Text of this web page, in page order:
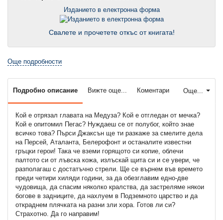
Изданието в електронна форма
Свалете и прочетете откъс от книгата!
Още подробности
Още...
Подробно описание Вижте още... Коментари
Кой е отрязал главата на Медуза? Кой е отгледан от мечка?
Кой е опитомил Пегас? Нуждаеш се от полубог, който знае
всичко това? Пърси Джаксън ще ти разкаже за смелите дела
на Персей, Аталанта, Белерофонт и останалите известни
гръцки герои! Така че вземи горящото си копие, облечи
палтото си от лъвска кожа, излъскай щита си и се увери, че
разполагаш с достатъчно стрели. Ще се върнем във времето
преди четири хиляди години, за да обезглавим едно-две
чудовища, да спасим няколко кралства, да застреляме някои
богове в задниците, да нахлуем в Подземното царство и да
откраднем плячката на разни зли хора. Готов ли си?
Страхотно. Да го направим!